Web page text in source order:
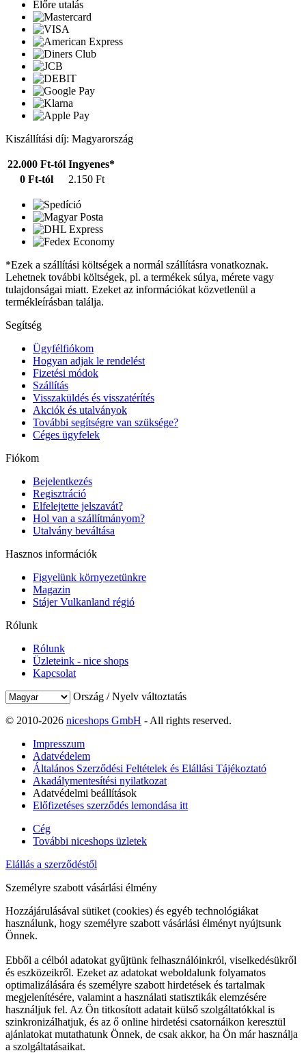
Előre utalás
Kiszállítási díj: Magyarország
22.000 Ft-tól Ingyenes*
0 Ft-tól
2.150 Ft
*Ezek a szállítási költségek a normál szállításra vonatkoznak.
Lehetnek további költségek, pl. a termékek súlya, mérete vagy
tulajdonságai miatt. Ezeket az információkat közvetlenül a
termékleírásban találja.
Segítség
Ügyfélfiókom
Hogyan adjak le rendelést
Fizetési módok
Szállítás
Visszaküldés és visszatérítés
Akciók és utalványok
További segítségre van szüksége?
Céges ügyfelek
Fiókom
Bejelentkezés
Regisztráció
Elfelejtette jelszavát?
Hol van a szállítmányom?
Utalvány beváltása
Hasznos információk
Figyelünk környezetünkre
Magazin
Stájer Vulkanland régió
Rólunk
Rólunk
Üzleteink - nice shops
Kapcsolat
Ország / Nyelv változtatás
© 2010-2026 niceshops GmbH - All rights reserved.
Impresszum
Adatvédelem
Általános Szerződési Feltételek és Elállási Tájékoztató
Akadálymentesítési nyilatkozat
Adatvédelmi beállítások
Előfizetéses szerződés lemondása itt
Cég
További niceshops üzletek
Elállás a szerződéstől
Személyre szabott vásárlási élmény
Hozzájárulásával sütiket (cookies) és egyéb technológiákat
használunk, hogy személyre szabott vásárlási élményt nyújtsunk
Önnek.
Ebből a célból adatokat gyűjtünk felhasználóinkról, viselkedésükről
és eszközeikről. Ezeket az adatokat weboldalunk folyamatos
optimalizálására és személyre szabott hirdetések és tartalmak
megjelenítésére, valamint a használati statisztikák elemzésére
használjuk fel. Az Ön titkosított adatait külső szolgáltatókkal is
szinkronizálhatjuk, és az ő online hirdetési csatornáikon keresztül
ajánlatokat mutathatunk Önnek, de csak akkor, ha Ön már használja
a szolgáltatásaikat.